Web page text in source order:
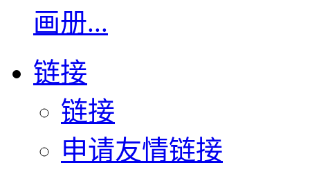
画册...
链接
链接
申请友情链接